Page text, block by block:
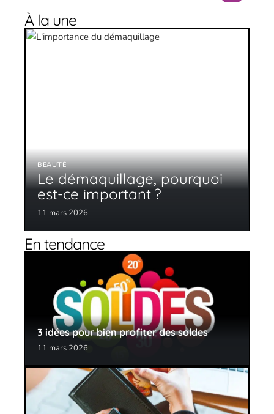
À la une
BEAUTÉ
Le démaquillage, pourquoi
est-ce important ?
11 mars 2026
En tendance
3 idées pour bien profiter des soldes
11 mars 2026